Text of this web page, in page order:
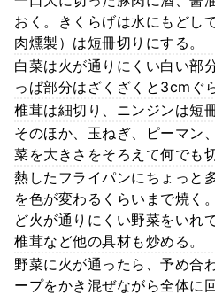
おく。きくらげは水にもどし
肉燻製）は短冊切りにする。
白菜は火が通りにくい白い部
っぱ部分はざくざくと3cmぐ
椎茸は細切り、ニンジンは短
そのほか、玉ねぎ、ピーマン
菜を大きさをそろえて何でも
熱したフライパンにちょっと
を色が変わるくらいまで焼く
ど火が通りにくい野菜をいれ
椎茸など他の具材も炒める。
野菜に火が通ったら、予め合
ープをかき混ぜながら全体に